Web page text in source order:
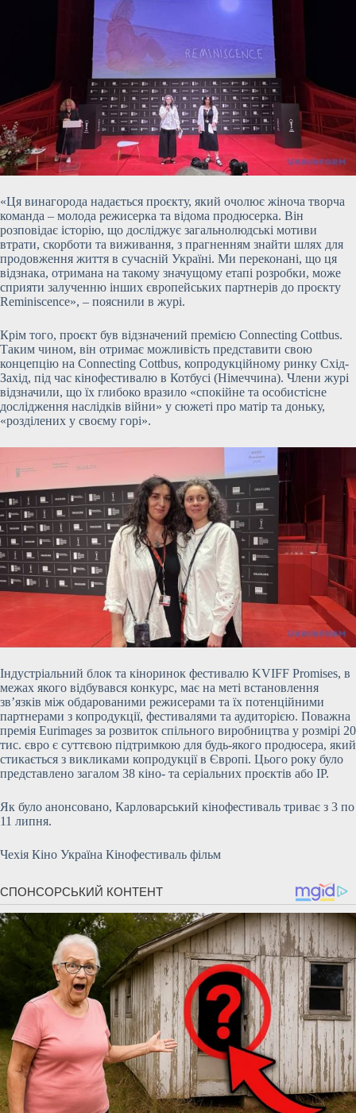
«Ця винагорода надається проєкту, який очолює жіноча творча
команда – молода режисерка та відома продюсерка. Він
розповідає історію, що досліджує загальнолюдські мотиви
втрати, скорботи та виживання, з прагненням знайти шлях для
продовження життя в сучаcній Україні. Ми переконані, що ця
відзнака, отримана на такому значущому етапі розробки, може
сприяти залученню інших європейських партнерів до проєкту
Reminiscence», – пояснили в журі.
Крім того, проєкт був відзначений премією Connecting Cottbus.
Таким чином, він отримає можливість представити свою
концепцію на Connecting Cottbus, копродукційному ринку Схід-
Захід, під час кінофестивалю в Котбусі (Німеччина). Члени журі
відзначили, що їх глибоко вразило «спокійне та особистісне
дослідження наслідків війни» у сюжеті про матір та доньку,
«розділених у своєму горі».
Індустріальний блок та кіноринок фестивалю KVIFF Promises, в
межах якого відбувався конкурс, має на меті встановлення
зв’язків між обдарованими режисерами та їх потенційними
партнерами з копродукції, фестивалями та аудиторією. Поважна
премія Eurimages за розвиток спільного виробництва у розмірі 20
тис. євро є суттєвою підтримкою для будь-якого продюсера, який
стикається з викликами копродукції в Європі. Цього року було
представлено загалом 38 кіно- та серіальних проєктів або IP.
Як було анонсовано, Карловарський кінофестиваль триває з 3 по
11 липня.
Чехія Кіно Україна Кінофестиваль фільм